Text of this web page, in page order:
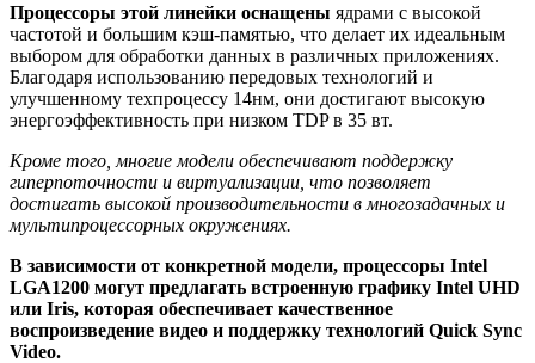
Процессоры этой линейки оснащены ядрами с высокой
частотой и большим кэш-памятью, что делает их идеальным
выбором для обработки данных в различных приложениях.
Благодаря использованию передовых технологий и
улучшенному техпроцессу 14нм, они достигают высокую
энергоэффективность при низком TDP в 35 вт.
Кроме того, многие модели обеспечивают поддержку
гиперпоточности и виртуализации, что позволяет
достигать высокой производительности в многозадачных и
мультипроцессорных окружениях.
В зависимости от конкретной модели, процессоры Intel
LGA1200 могут предлагать встроенную графику Intel UHD
или Iris, которая обеспечивает качественное
воспроизведение видео и поддержку технологий Quick Sync
Video.